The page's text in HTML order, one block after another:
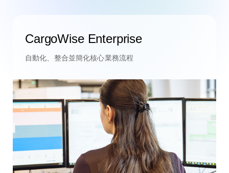
CargoWise Enterprise
自動化、整合並簡化核心業務流程